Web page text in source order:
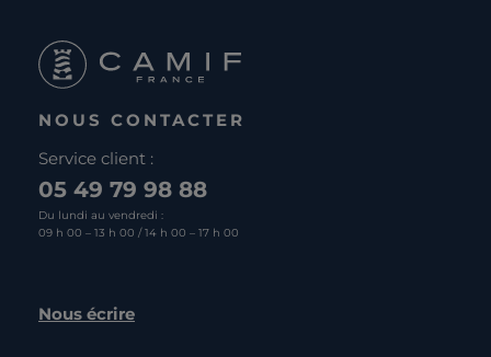
NOUS CONTACTER
Service client :
05 49 79 98 88
Du lundi au vendredi :
09 h 00 – 13 h 00 / 14 h 00 – 17 h 00
Nous écrire